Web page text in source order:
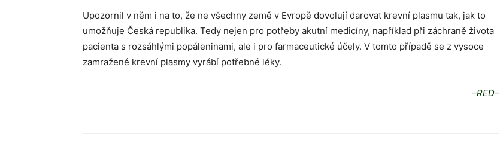
Upozornil v něm i na to, že ne všechny země v Evropě dovolují darovat krevní plasmu tak, jak to
umožňuje Česká republika. Tedy nejen pro potřeby akutní medicíny, například při záchraně života
pacienta s rozsáhlými popáleninami, ale i pro farmaceutické účely. V tomto případě se z vysoce
zamražené krevní plasmy vyrábí potřebné léky.
–RED–